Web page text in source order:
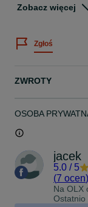
nieco mniej.
emeryturę. Nowy
filmu
samolotu podczas
Odbiór wyłącznie
Zapraszam do
Zobacz więcej
Zgłoś
ZWROTY
OSOBA
jacek
5.0 / 5
(7 ocen)
Na OLX
Ostatnio